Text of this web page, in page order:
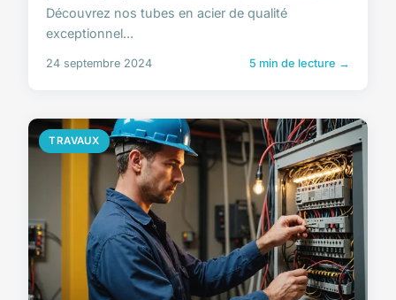
Découvrez nos tubes en acier de qualité
exceptionnel...
24 septembre 2024 5 min de lecture →
TRAVAUX